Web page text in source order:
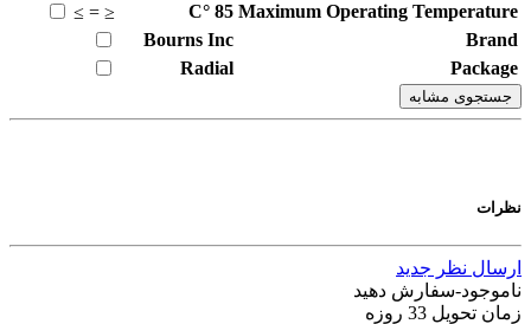
Maximum Operating Temperature
85
°C
≤
=
≥
Brand
Bourns Inc
Package
Radial
جستجوی مشابه
نظرات
ارسال نظر جدید
ناموجود-سفارش دهید
زمان تحویل 33 روزه